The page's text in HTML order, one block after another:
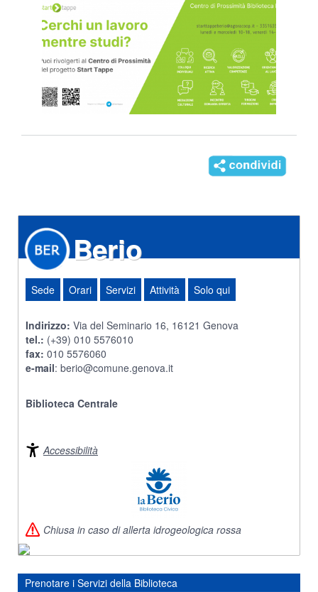
Berio
Sede Orari Servizi Attività Solo qui
Indirizzo: Via del Seminario 16, 16121 Genova
tel.: (+39) 010 5576010
fax: 010 5576060
e-mail: berio@comune.genova.it
Biblioteca Centrale
Accessibilità
Chiusa in caso di allerta idrogeologica rossa
Prenotare i Servizi della Biblioteca